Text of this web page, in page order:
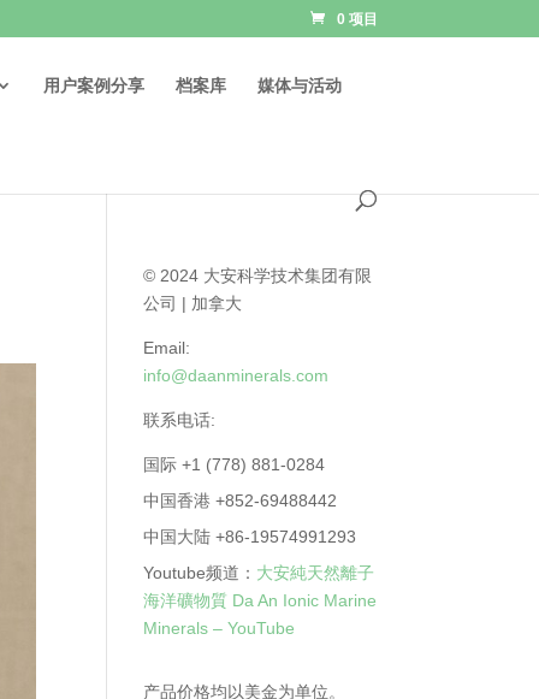
0 项目
用户案例分享 档案库 媒体与活动
© 2024 大安科学技术集团有限
公司 | 加拿大
Email:
info@daanminerals.com
联系电话:
国际 +1 (778) 881-0284
中国香港 +852-69488442
中国大陆 +86-19574991293
Youtube频道： 大安純天然離子
海洋礦物質 Da An Ionic Marine
Minerals – YouTube
产品价格均以美金为单位。